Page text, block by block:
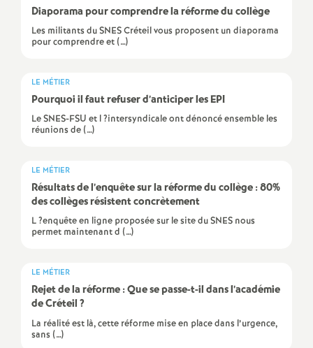
l
e
s
n
s
Diaporama pour comprendre la réforme du collège
Les militants du SNES Créteil vous proposent un diaporama
pour comprendre et (…)
LE MÉTIER
Pourquoi il faut refuser d’anticiper lesEPI
Le SNES-FSU et l ?intersyndicale ont dénoncé ensemble les
réunions de (…)
LE MÉTIER
Résultats de l’enquête sur la réforme du collège : 80%
des collèges résistent concrètement
L ?enquête en ligne proposée sur le site du SNES nous
permet maintenant d (…)
LE MÉTIER
Rejet de la réforme : Que se passe-t-il dans l’académie
de Créteil?
La réalité est là, cette réforme mise en place dans l’urgence,
sans (…)